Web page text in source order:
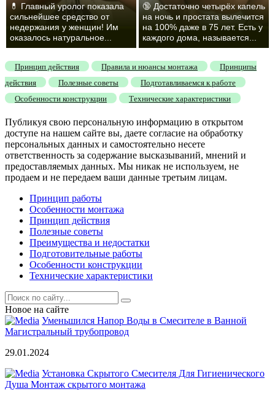
💊 Главный уролог показала
сильнейшее средство от
недержания у женщин! Им
оказалось натуральное...
🔞 Достаточно четырёх капель
на ночь и простата вылечится
на 100% даже в 75 лет. Есть у
каждого дома, называется...
Принцип действия Правила и нюансы монтажа
Принципы
действия
Полезные советы
Подготавливаемся к работе
Особенности конструкции
Технические характеристики
Публикуя свою персональную информацию в открытом
доступе на нашем сайте вы, даете согласие на обработку
персональных данных и самостоятельно несете
ответственность за содержание высказываний, мнений и
предоставляемых данных. Мы никак не используем, не
продаем и не передаем ваши данные третьим лицам.
Принцип работы
Особенности монтажа
Принцип действия
Полезные советы
Преимущества и недостатки
Подготовительные работы
Особенности конструкции
Технические характеристики
Новое на сайте
Уменьшился Напор Воды в Смесителе в Ванной
Магистральный трубопровод
29.01.2024
Установка Скрытого Смесителя Для Гигиенического
Душа Монтаж скрытого монтажа